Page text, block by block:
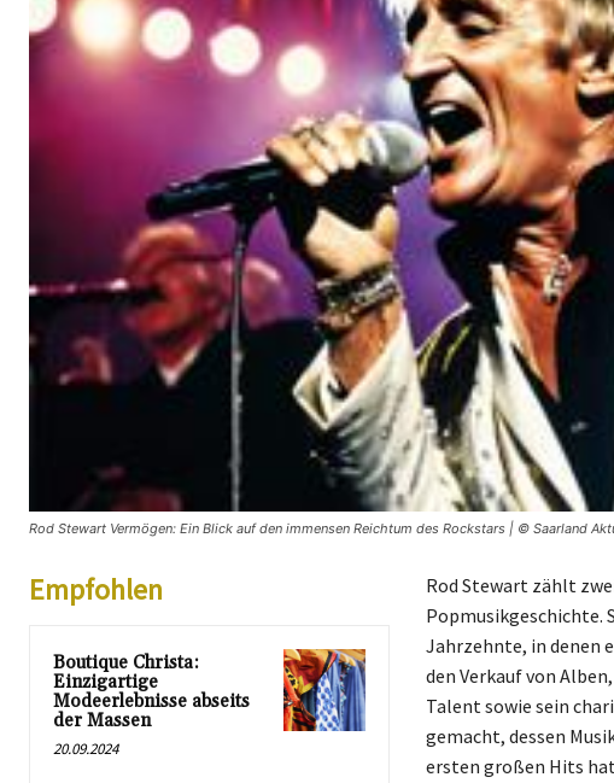
Rod Stewart Vermögen: Ein Blick auf den immensen Reichtum des Rockstars | © Saarland
Empfohlen
Boutique Christa:
Einzigartige
Modeerlebnisse abseits
der Massen
20.09.2024
Rod Stewart zählt
Popmusikgeschichte.
Jahrzehnte, in denen
den Verkauf von
Talent sowie sein
gemacht, dessen
ersten großen Hits